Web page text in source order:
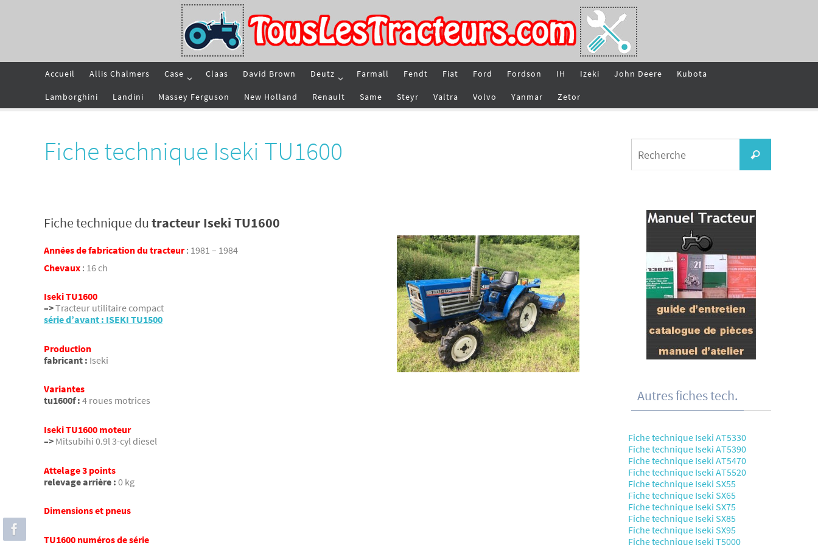
Accueil Allis Chalmers Case Claas David Brown Deutz Farmall Fendt Fiat Ford Fordson IH Izeki John Deere Kubota
Lamborghini Landini Massey Ferguson New Holland Renault Same Steyr Valtra Volvo Yanmar Zetor
Fiche technique Iseki TU1600
Fiche technique dutracteur Iseki TU1600
Années de fabrication du tracteur: 1981 – 1984
Chevaux : 16 ch
Iseki TU1600
–>Tracteur utilitaire compact
série d’avant : ISEKI TU1500
Production
fabricant : Iseki
Variantes
tu1600f : 4 roues motrices
Iseki TU1600 moteur
–> Mitsubihi 0.9l 3-cyl diesel
Attelage 3 points
relevage arrière : 0 kg
Dimensions et pneus
TU1600 numéros de série
Recherche
Autres fiches tech.
Fiche technique Iseki AT5330
Fiche technique Iseki AT5390
Fiche technique Iseki AT5470
Fiche technique Iseki AT5520
Fiche technique Iseki SX55
Fiche technique Iseki SX65
Fiche technique Iseki SX75
Fiche technique Iseki SX85
Fiche technique Iseki SX95
Fiche technique Iseki T5000